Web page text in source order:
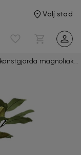
Välj stad
2-gren konstgjorda magnoliakvistar